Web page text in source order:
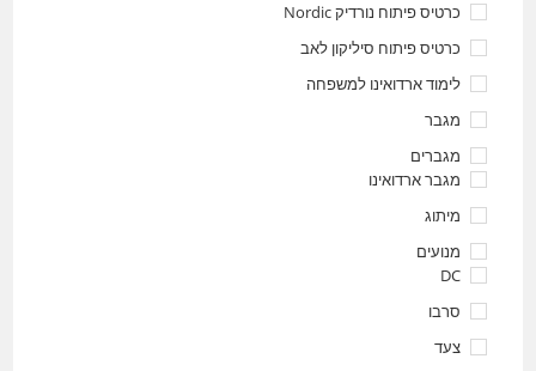
כרטיס פיתוח נורדיק Nordic
כרטיס פיתוח סיליקון לאב
לימוד ארדואינו למשפחה
מגבר
מגברים
מגבר ארדואינו
מיתוג
מנועים
DC
סרבו
צעד